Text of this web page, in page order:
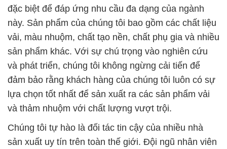
đặc biệt để đáp ứng nhu cầu đa dạng của ngành
này. Sản phẩm của chúng tôi bao gồm các chất liệu
vải, màu nhuộm, chất tạo nền, chất phụ gia và nhiều
sản phẩm khác. Với sự chú trọng vào nghiên cứu
và phát triển, chúng tôi không ngừng cải tiến để
đảm bảo rằng khách hàng của chúng tôi luôn có sự
lựa chọn tốt nhất để sản xuất ra các sản phẩm vải
và thảm nhuộm với chất lượng vượt trội.
Chúng tôi tự hào là đối tác tin cậy của nhiều nhà
sản xuất uy tín trên toàn thế giới. Đội ngũ nhân viên